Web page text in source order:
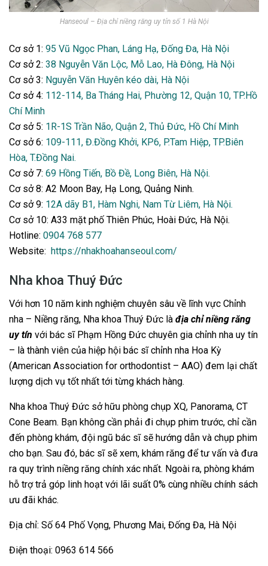
Hanseoul – Địa chỉ niềng răng uy tín số 1 Hà Nội
Cơ sở 1: 95 Vũ Ngọc Phan, Láng Hạ, Đống Đa, Hà Nội
Cơ sở 2: 38 Nguyễn Văn Lộc, Mỗ Lao, Hà Đông, Hà Nội
Cơ sở 3: Nguyễn Văn Huyên kéo dài, Hà Nội
Cơ sở 4: 112-114, Ba Tháng Hai, Phường 12, Quận 10, TP.Hồ
Chí Minh
Cơ sở 5: 1R-1S Trần Não, Quận 2, Thủ Đức, Hồ Chí Minh
Cơ sở 6: 109-111, Đ.Đồng Khởi, KP6, P.Tam Hiệp, TP.Biên
Hòa, T.Đồng Nai.
Cơ sở 7: 69 Hồng Tiến, Bồ Đề, Long Biên, Hà Nội.
Cơ sở 8: A2 Moon Bay, Hạ Long, Quảng Ninh.
Cơ sở 9: 12A dãy B1, Hàm Nghi, Nam Từ Liêm, Hà Nội.
Cơ sở 10: A33 mặt phố Thiên Phúc, Hoài Đức, Hà Nội.
Hotline: 0904 768 577
Website: https://nhakhoahanseoul.com/
Nha khoa Thuý Đức
Với hơn 10 năm kinh nghiệm chuyên sâu về lĩnh vực Chỉnh
nha – Niềng răng, Nha khoa Thuý Đức là địa chỉ niềng răng
uy tín với bác sĩ Phạm Hồng Đức chuyên gia chỉnh nha uy tín
– là thành viên của hiệp hội bác sĩ chỉnh nha Hoa Kỳ
(American Association for orthodontist – AAO) đem lại chất
lượng dịch vụ tốt nhất tới từng khách hàng.
Nha khoa Thuý Đức sở hữu phòng chụp XQ, Panorama, CT
Cone Beam. Bạn không cần phải đi chụp phim trước, chỉ cần
đến phòng khám, đội ngũ bác sĩ sẽ hướng dẫn và chụp phim
cho bạn. Sau đó, bác sĩ sẽ xem, khám răng để tư vấn và đưa
ra quy trình niềng răng chính xác nhất. Ngoài ra, phòng khám
hỗ trợ trả góp linh hoạt với lãi suất 0% cùng nhiều chính sách
ưu đãi khác.
Địa chỉ: Số 64 Phố Vọng, Phương Mai, Đống Đa, Hà Nội
Điện thoại: 0963 614 566